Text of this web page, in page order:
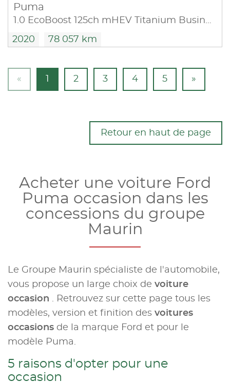
Puma
1.0 EcoBoost 125ch mHEV Titanium Business
2020 78 057 km
« 2 3 4 5 »
Retour en haut de page
Acheter une voiture Ford
Puma occasion dans les
concessions du groupe
Maurin
Le Groupe Maurin spécialiste de l'automobile,
vous propose un large choix de voiture
occasion . Retrouvez sur cette page tous les
modèles, version et finition des voitures
occasions de la marque Ford et pour le
modèle Puma.
5 raisons d'opter pour une
occasion